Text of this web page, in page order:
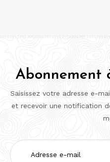
Abonnement
Saisissez votre adresse e-
et recevoir une notification
Adresse
e-